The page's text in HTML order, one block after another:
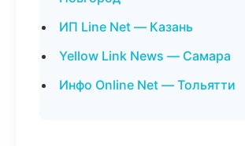
ИП Line Net — Казань
Yellow Link News — Самара
Инфо Online Net — Тольятти